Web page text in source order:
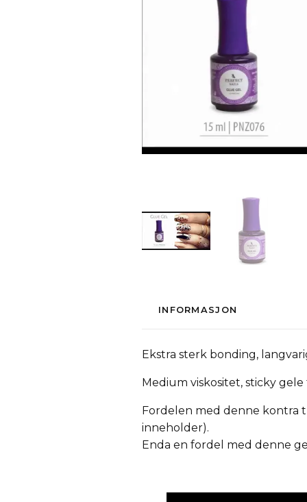
INFORMASJON
Ekstra sterk bonding,
Medium viskositet, sticky
Fordelen med denne kontra
inneholder).
Enda en fordel med denne